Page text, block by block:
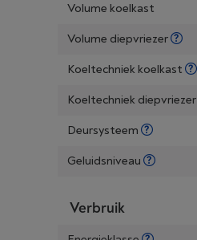
Volume koelkast
Volume diepvriezer
Koeltechniek koelkast
Koeltechniek diepvriezer
Deursysteem
Geluidsniveau
Verbruik